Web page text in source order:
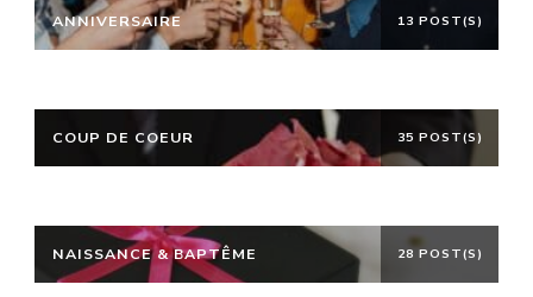
ANNIVERSAIRE 13 POST(S)
COUP DE COEUR 35 POST(S)
NAISSANCE & BAPTÊME 28 POST(S)